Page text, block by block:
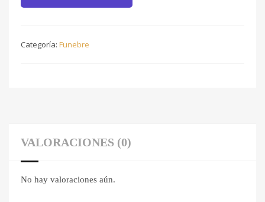
Categoría: Funebre
VALORACIONES (0)
No hay valoraciones aún.